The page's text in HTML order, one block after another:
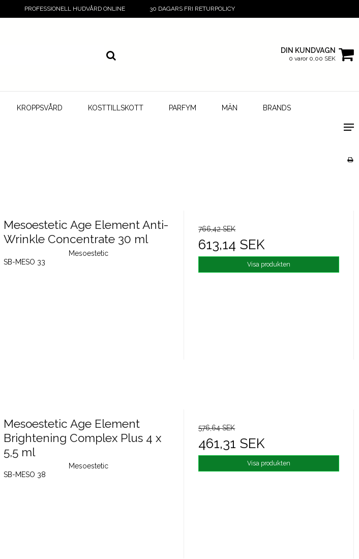
PROFESSIONELL HUDVÅRD ONLINE 30 DAGARS FRI RETURPOLICY
DIN KUNDVAGN
0 varor 0,00 SEK
KROPPSVÅRD KOSTTILLSKOTT PARFYM MÄN BRANDS
Mesoestetic Age Element Anti-
Wrinkle Concentrate 30 ml
Mesoestetic
SB-MESO 33
766,42 SEK
613,14 SEK
Visa produkten
Mesoestetic Age Element
Brightening Complex Plus 4 x
5,5 ml
Mesoestetic
SB-MESO 38
576,64 SEK
461,31 SEK
Visa produkten